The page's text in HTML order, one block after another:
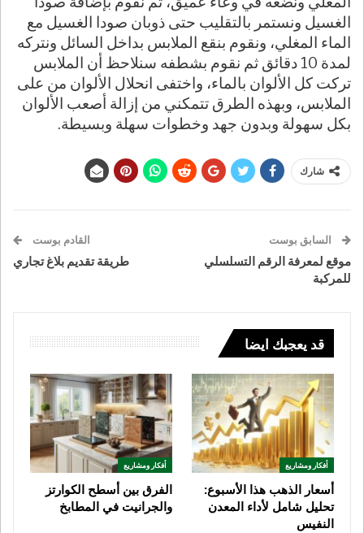
الغسيل ونستمر بالتقليب حتى ذوبان صودا الغسيل مع
الماء المغلي، ونقوم بنقع الملابس بداخل السائل ونتركه
لمدة 10 دقائق ثم نقوم بشطفه سنلاحظ أن الملابس
تركت كل الألوان بالماء، واختفى انحلال الألوان من على
الملابس، وبهذه الطرق تتمكني من إزالة أصعب الألوان
بكل سهولة وبدون جهد وخطوات سهلة وبسيطة.
شارك
السابق بوست
موقع لمعرفة الرقم التسلسلي
للمركبة
القادم بوست
طريقة تقديم بلاغ تجاري
قد يعجبك ايضا
أفكار ومشاريع
أسعار الذهب هذا الأسبوع:
تحليل شامل لأداء المعدن
النفيس
أفكار ومشاريع
الفرق بين أسطح الكوارتز
والجرانيت في المطابخ